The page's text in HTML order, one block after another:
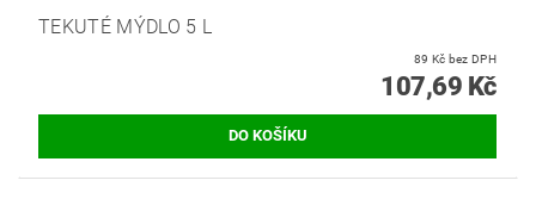
TEKUTÉ MÝDLO 5 L
89 Kč bez DPH
107,69 Kč